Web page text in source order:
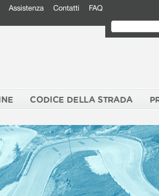
Assistenza Contatti FAQ
CODICE DELLA STRADA